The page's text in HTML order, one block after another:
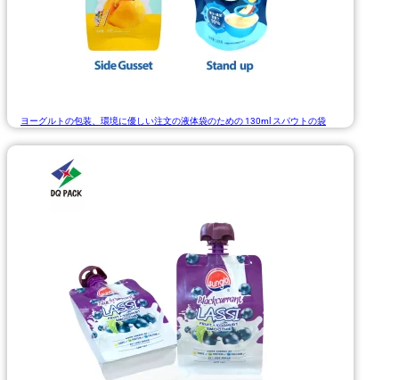
ヨーグルトの包装、環境に優しい注文の液体袋のための 130ml スパウトの袋